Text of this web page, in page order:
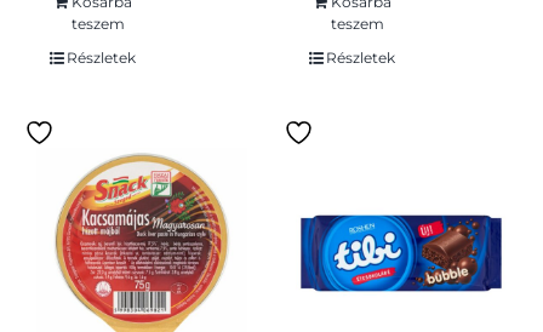
teszem
Részletek
teszem
Részletek